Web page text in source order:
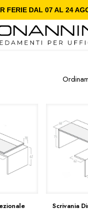
FERIE DAL 07 AL 24
Scrivania